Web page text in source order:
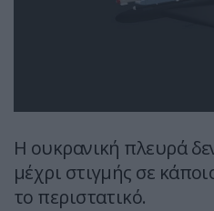
Η ουκρανική πλευρά
μέχρι στιγμής σε
το περιστατικό.